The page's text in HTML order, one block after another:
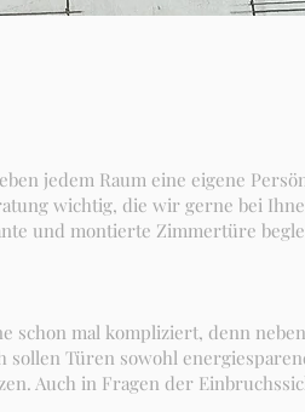
jedem Raum eine eigene
wichtig, die wir gerne bei
und montierte Zimmertüre
mal kompliziert, denn
Türen sowohl
Auch in Fragen der